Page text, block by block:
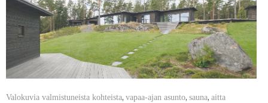
Valokuvia valmistuneista kohteista,vapaa-ajan asunto,sauna,aitta